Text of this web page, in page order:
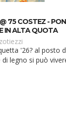
75 COSTEZ -
IN ALTA QUOTA
legno si può